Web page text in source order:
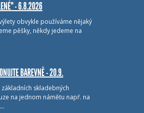
- 6.8.2026
obvykle používáme nějaký
pěšky, někdy jedeme na
BAREVNĚ - 20.9.
skladebných
na jednom námětu např. na